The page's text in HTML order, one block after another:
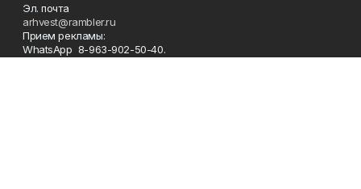
Эл. почта
arhvest@rambler.ru
Прием рекламы:
WhatsApp 8-963-902-50-40.